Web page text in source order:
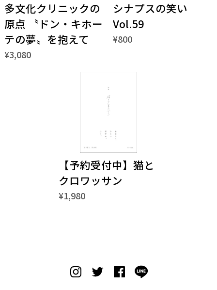
多文化クリニックの
原点 〝ドン・キホー
テの夢〟を抱えて
¥3,080
シナプスの笑い
Vol.59
¥800
【予約受付中】猫と
クロワッサン
¥1,980